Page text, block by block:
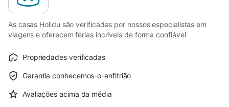
As casas Holidu são verificadas por nossos especialistas em
viagens e oferecem férias incríveis de forma confiável
Propriedades verificadas
Garantia conhecemos-o-anfitrião
Avaliações acima da média